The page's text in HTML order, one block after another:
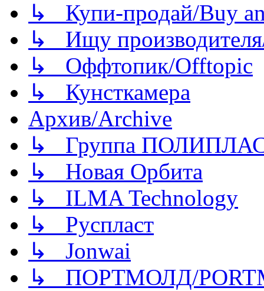
↳ Купи-продай/Buy
↳ Ищу
↳ Оффтопик/Offtopic
↳ Кунсткамера
Архив/Archive
↳ Группа
↳ Новая Орбита
↳ ILMA Technology
↳ Руспласт
↳ Jonwai
↳ ПОРТМОЛД/